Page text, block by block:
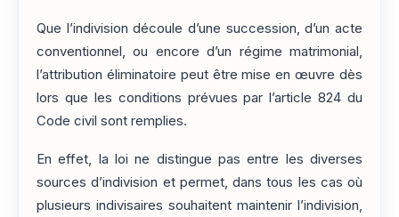
Que l’indivision découle d’une succession, d’un acte
conventionnel, ou encore d’un régime matrimonial,
l’attribution éliminatoire peut être mise en œuvre dès
lors que les conditions prévues par l’article 824 du
Code civil sont remplies.
En effet, la loi ne distingue pas entre les diverses
sources d’indivision et permet, dans tous les cas où
plusieurs indivisaires souhaitent maintenir l’indivision,